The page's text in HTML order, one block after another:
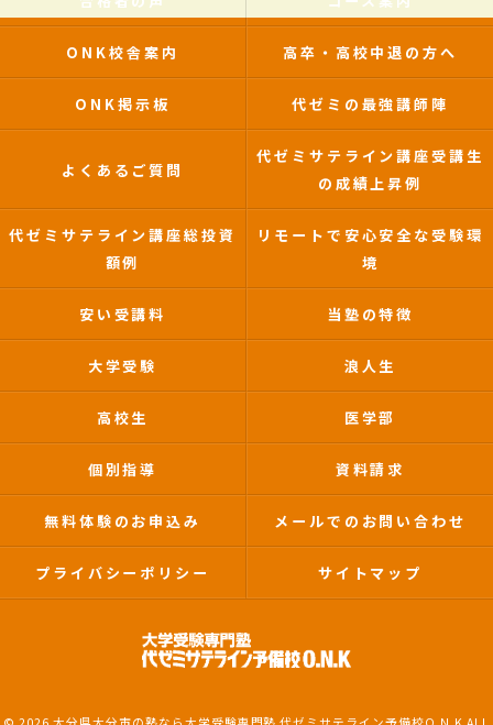
ONK校舎案内 高卒・高校中退の方へ
ONK掲示板 代ゼミの最強講師陣
よくあるご質問
代ゼミサテライン講座受講生
の成績上昇例
代ゼミサテライン講座総投資
額例
リモートで安心安全な受験環
境
安い受講料 当塾の特徴
大学受験 浪人生
高校生 医学部
個別指導 資料請求
無料体験のお申込み メールでのお問い合わせ
プライバシーポリシー サイトマップ